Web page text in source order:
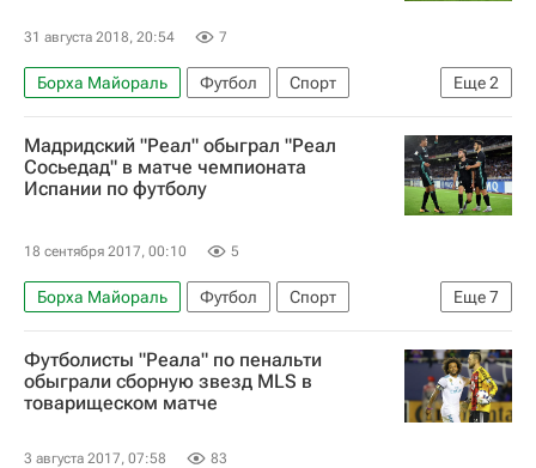
31 августа 2018, 20:54 7
Еще2
Борха Майораль Футбол
Спорт
Леванте
Реал Мадрид
Мадридский "Реал" обыграл "Реал
Сосьедад" в матче чемпионата
Испании по футболу
18 сентября 2017, 00:10 5
Еще7
Борха Майораль Футбол
Спорт
Чемпионат Испании по футболу
Лига Европы УЕФА 2026-2027
Реал Сосьедад
Зенит
Реал Мадрид
Футболисты "Реала" по пенальти
обыграли сборную звезд MLS в
товарищеском матче
3 августа 2017, 07:58 83